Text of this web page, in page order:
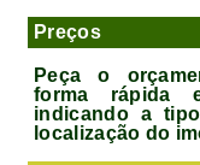
Preços
Peça o
forma rápida
indicando a
localização do